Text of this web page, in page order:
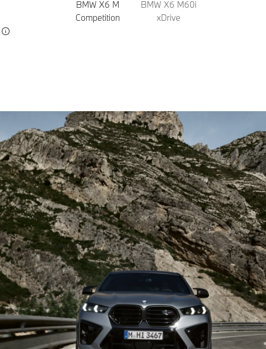
BMW X6 M
Competition
BMW X6 M60i
xDrive